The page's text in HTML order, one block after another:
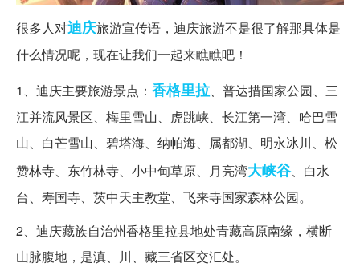
很多人对迪庆旅游宣传语，迪庆旅游不是很了解那具体是
什么情况呢，现在让我们一起来瞧瞧吧！
1、迪庆主要旅游景点： 香格里拉、普达措国家公园、三
江并流风景区、梅里雪山、虎跳峡、长江第一湾、哈巴雪
山、白芒雪山、碧塔海、纳帕海、属都湖、明永冰川、松
赞林寺、东竹林寺、小中甸草原、月亮湾大峡谷、白水
台、寿国寺、茨中天主教堂、飞来寺国家森林公园。
2、迪庆藏族自治州香格里拉县地处青藏高原南缘，横断
山脉腹地，是滇、川、藏三省区交汇处。